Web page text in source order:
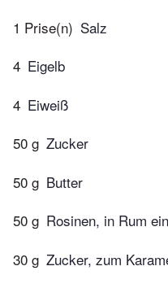
1 Prise(n) Salz
4 Eigelb
4 Eiweiß
50 g Zucker
50 g Butter
50 g Rosinen, in Rum
30 g Zucker, zum